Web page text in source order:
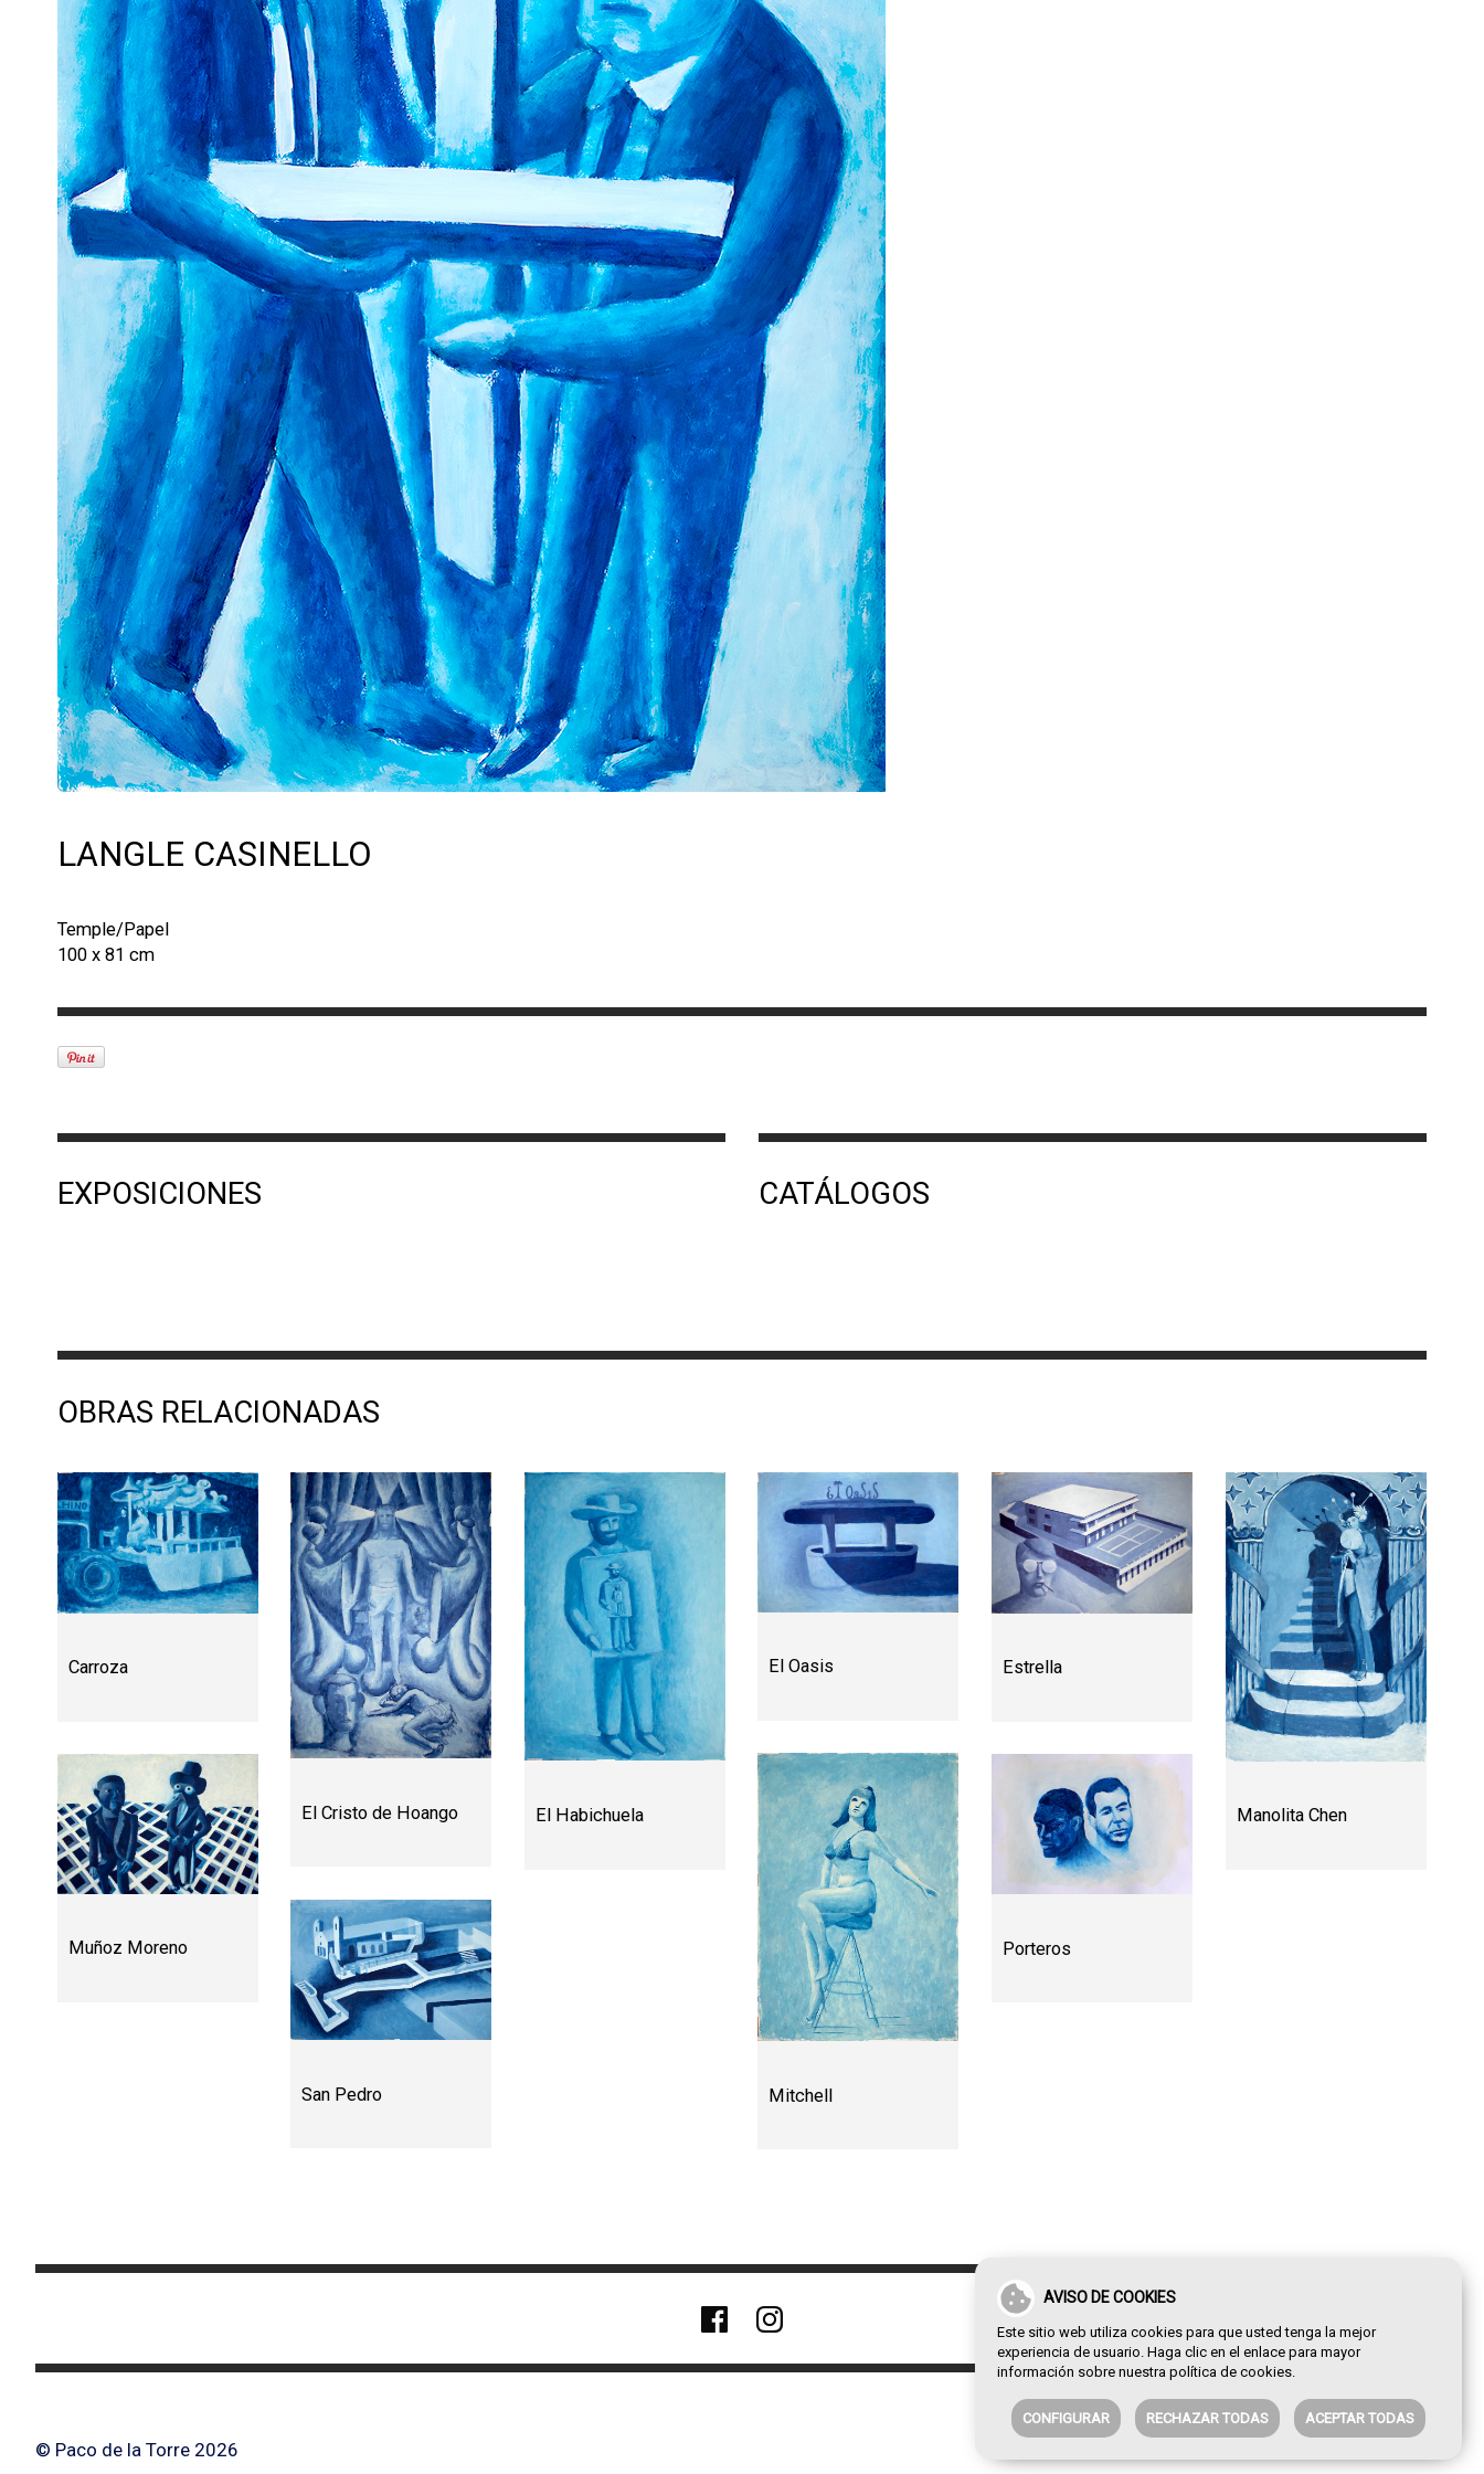
AVISO DE COOKIES
Este sitio web utiliza cookies para que usted tenga la mejor
experiencia de usuario. Haga clic en el enlace para mayor
información sobre nuestra política de cookies.
CONFIGURAR RECHAZAR TODAS ACEPTAR TODAS
LANGLE CASINELLO
Temple/Papel
100 x 81 cm
EXPOSICIONES CATÁLOGOS
OBRAS RELACIONADAS
Carroza
El Cristo de Hoango El Habichuela
El Oasis Estrella
Manolita Chen
Mitchell
Muñoz Moreno Porteros
San Pedro
© Paco de la Torre 2026